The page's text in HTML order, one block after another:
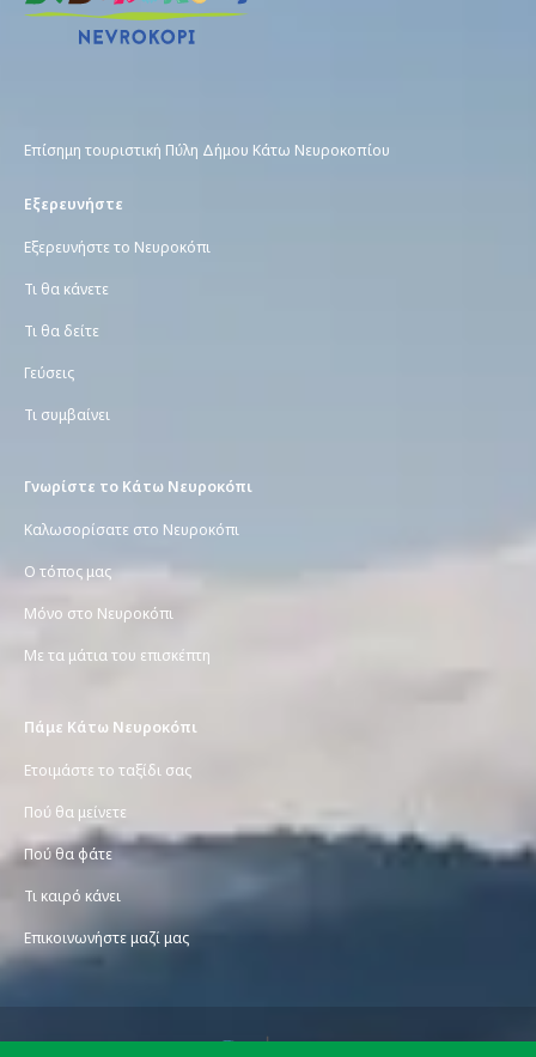
Eπίσημη τουριστική Πύλη Δήμου Κάτω Νευροκοπίου
Εξερευνήστε
Εξερευνήστε το Νευροκόπι
Τι θα κάνετε
Τι θα δείτε
Γεύσεις
Τι συμβαίνει
Γνωρίστε το Κάτω Νευροκόπι
Καλωσορίσατε στο Νευροκόπι
Ο τόπος μας
Μόνο στο Νευροκόπι
Με τα μάτια του επισκέπτη
Πάμε Κάτω Νευροκόπι
Ετοιμάστε το ταξίδι σας
Πού θα μείνετε
Πού θα φάτε
Τι καιρό κάνει
Επικοινωνήστε μαζί μας